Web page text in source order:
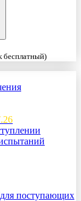
бесплатный)
поступающих